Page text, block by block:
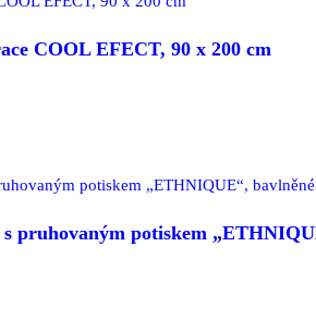
COOL EFECT, 90 x 200 cm
pruhovaným potiskem